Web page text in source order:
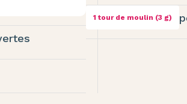
1 tour de moulin (3 g)